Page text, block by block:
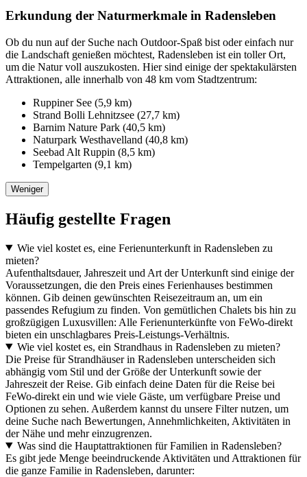
Erkundung der Naturmerkmale in Radensleben
Ob du nun auf der Suche nach Outdoor-Spaß bist oder einfach nur
die Landschaft genießen möchtest, Radensleben ist ein toller Ort,
um die Natur voll auszukosten. Hier sind einige der spektakulärsten
Attraktionen, alle innerhalb von 48 km vom Stadtzentrum:
Ruppiner See (5,9 km)
Strand Bolli Lehnitzsee (27,7 km)
Barnim Nature Park (40,5 km)
Naturpark Westhavelland (40,8 km)
Seebad Alt Ruppin (8,5 km)
Tempelgarten (9,1 km)
Weniger
Häufig gestellte Fragen
Wie viel kostet es, eine Ferienunterkunft in Radensleben zu
mieten?
Aufenthaltsdauer, Jahreszeit und Art der Unterkunft sind einige der
Voraussetzungen, die den Preis eines Ferienhauses bestimmen
können. Gib deinen gewünschten Reisezeitraum an, um ein
passendes Refugium zu finden. Von gemütlichen Chalets bis hin zu
großzügigen Luxusvillen: Alle Ferienunterkünfte von FeWo-direkt
bieten ein unschlagbares Preis-Leistungs-Verhältnis.
Wie viel kostet es, ein Strandhaus in Radensleben zu mieten?
Die Preise für Strandhäuser in Radensleben unterscheiden sich
abhängig vom Stil und der Größe der Unterkunft sowie der
Jahreszeit der Reise. Gib einfach deine Daten für die Reise bei
FeWo-direkt ein und wie viele Gäste, um verfügbare Preise und
Optionen zu sehen. Außerdem kannst du unsere Filter nutzen, um
deine Suche nach Bewertungen, Annehmlichkeiten, Aktivitäten in
der Nähe und mehr einzugrenzen.
Was sind die Hauptattraktionen für Familien in Radensleben?
Es gibt jede Menge beeindruckende Aktivitäten und Attraktionen für
die ganze Familie in Radensleben, darunter: